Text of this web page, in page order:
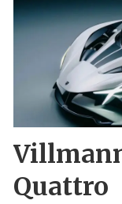
Quattro